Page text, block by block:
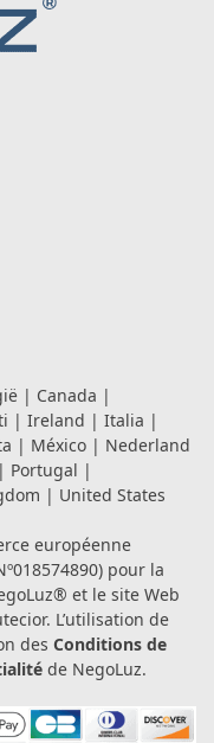
| Canada |
| Ireland | Italia |
| México | Nederland
| Portugal |
| United States
européenne
pour la
et le site Web
L’utilisation de
des Conditions de
de NegoLuz.